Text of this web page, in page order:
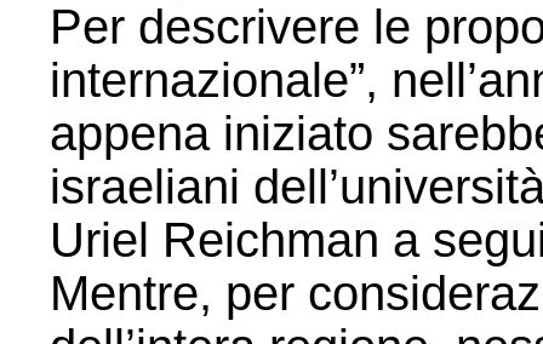
Per descrivere le
internazionale”,
appena iniziato
israeliani
Uriel Reichman a
Mentre, per